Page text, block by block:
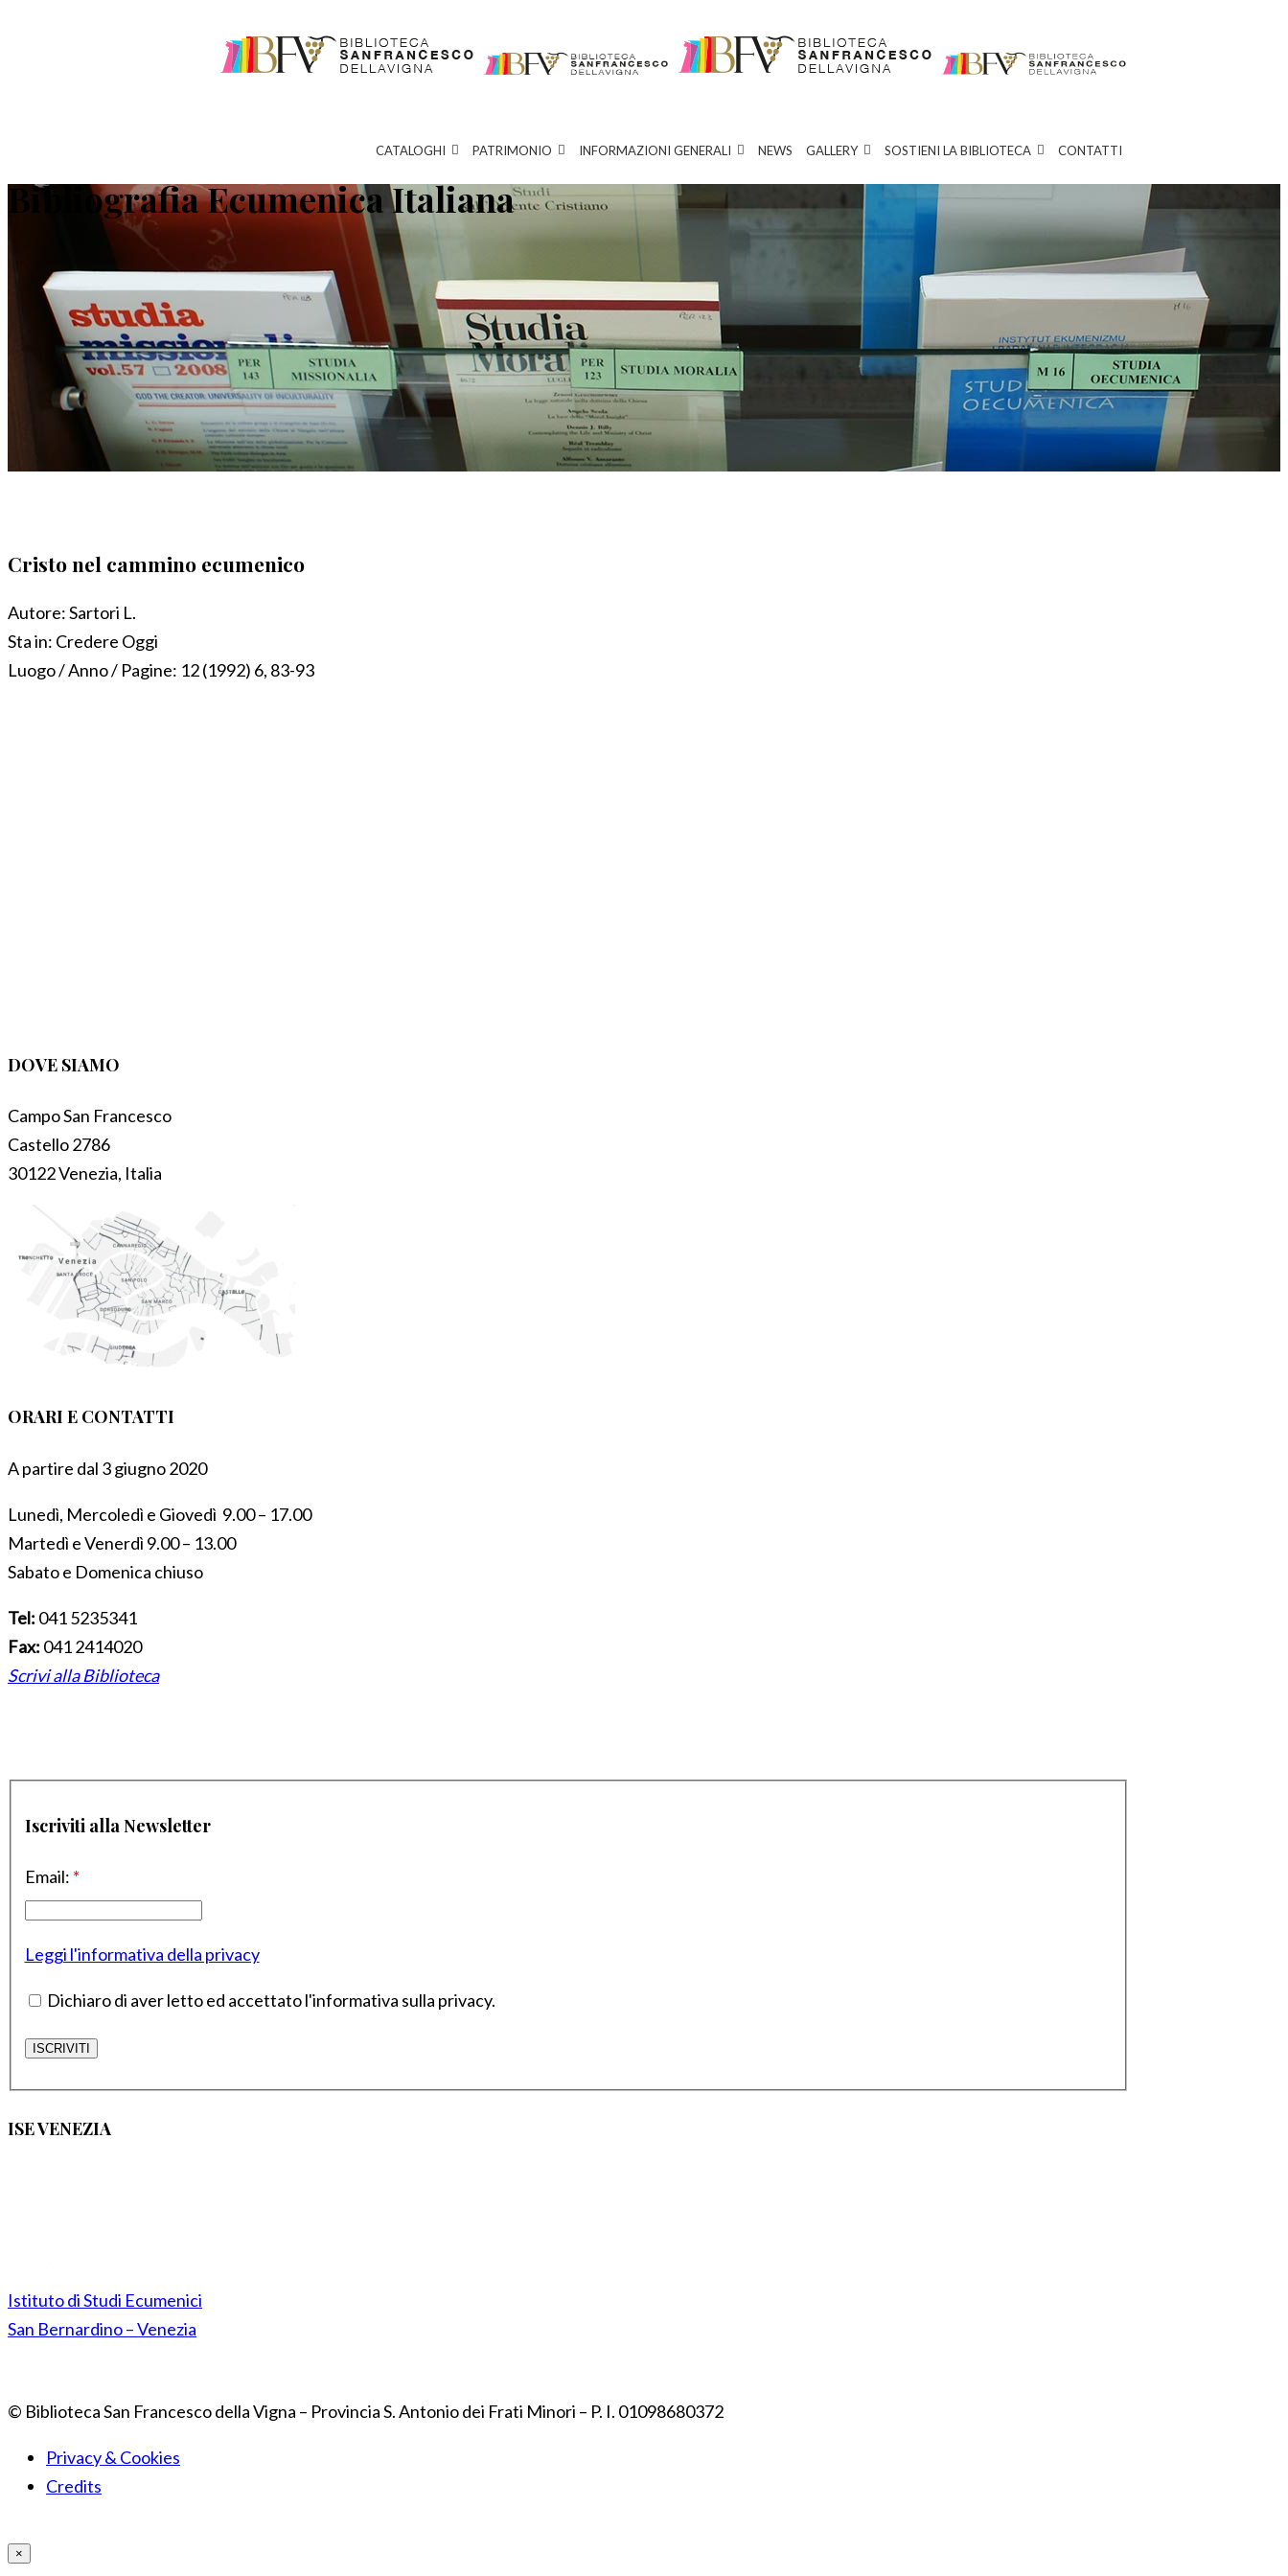
CATALOGHI PATRIMONIO INFORMAZIONI GENERALI NEWS GALLERY SOSTIENI LA BIBLIOTECA CONTATTI
Bibliografia Ecumenica Italiana
Cristo nel cammino ecumenico
Autore:Sartori L.
Sta in: Credere Oggi
Luogo / Anno / Pagine: 12 (1992) 6, 83-93
DOVE SIAMO
Campo San Francesco
Castello 2786
30122 Venezia, Italia
ORARI E CONTATTI
A partire dal 3 giugno 2020
Lunedì, Mercoledì e Giovedì 9.00 – 17.00
Martedì e Venerdì 9.00 – 13.00
Sabato e Domenica chiuso
Tel: 041 5235341
Fax: 041 2414020
Scrivi alla Biblioteca
Iscriviti alla Newsletter
Email: *
Leggi l'informativa della privacy
Dichiaro di aver letto ed accettato l'informativa sulla privacy.
ISE VENEZIA
Istituto di Studi Ecumenici
San Bernardino – Venezia
© Biblioteca San Francesco della Vigna – Provincia S. Antonio dei Frati Minori – P. I. 01098680372
Privacy & Cookies
Credits
×